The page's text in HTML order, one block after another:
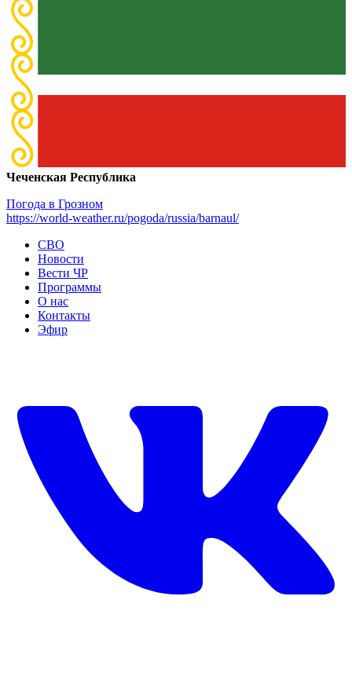
Чеченская Республика
Погода в Грозном
https://world-weather.ru/pogoda/russia/barnaul/
СВО
Новости
Вести ЧР
Программы
О нас
Контакты
Эфир